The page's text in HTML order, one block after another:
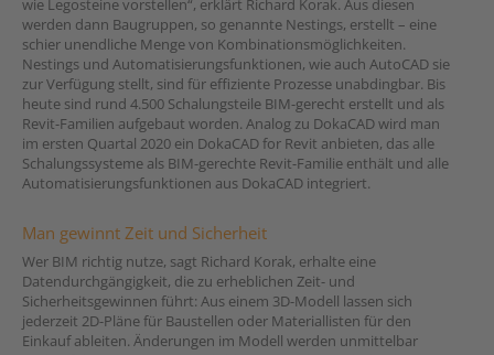
wie Legosteine vorstellen“, erklärt Richard Korak. Aus diesen
werden dann Baugruppen, so genannte Nestings, erstellt – eine
schier unendliche Menge von Kombinationsmöglichkeiten.
Nestings und Automatisierungsfunktionen, wie auch AutoCAD sie
zur Verfügung stellt, sind für effiziente Prozesse unabdingbar. Bis
heute sind rund 4.500 Schalungsteile BIM-gerecht erstellt und als
Revit-Familien aufgebaut worden. Analog zu DokaCAD wird man
im ersten Quartal 2020 ein DokaCAD for Revit anbieten, das alle
Schalungssysteme als BIM-gerechte Revit-Familie enthält und alle
Automatisierungsfunktionen aus DokaCAD integriert.
Man gewinnt Zeit und Sicherheit
Wer BIM richtig nutze, sagt Richard Korak, erhalte eine
Datendurchgängigkeit, die zu erheblichen Zeit- und
Sicherheitsgewinnen führt: Aus einem 3D-Modell lassen sich
jederzeit 2D-Pläne für Baustellen oder Materiallisten für den
Einkauf ableiten. Änderungen im Modell werden unmittelbar